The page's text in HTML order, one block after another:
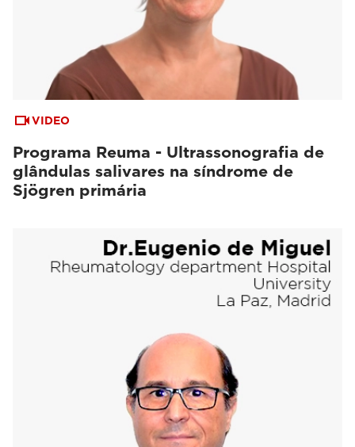
VIDEO
Programa Reuma - Ultrassonografia de
glândulas salivares na síndrome de
Sjögren primária